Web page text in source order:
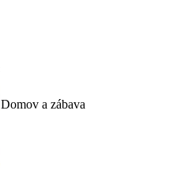
Domov a zábava